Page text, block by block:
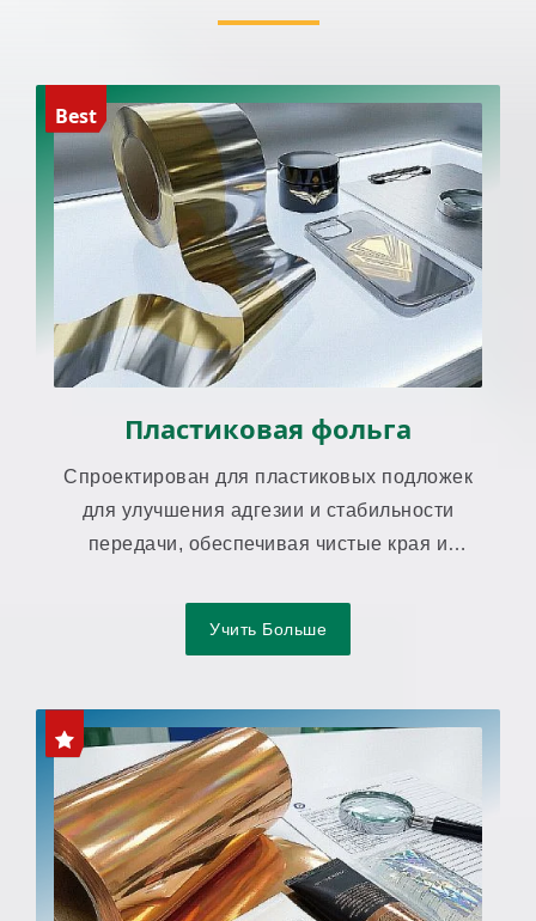
Best
Пластиковая фольга
Спроектирован для пластиковых подложек
для улучшения адгезии и стабильности
передачи, обеспечивая чистые края и
Учить Больше